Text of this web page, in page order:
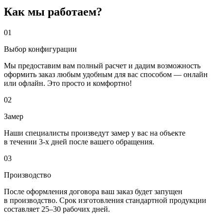
Как мы работаем?
01
Выбор конфигурации
Мы предоставим вам полный расчет и дадим возможность
оформить заказ любым удобным для вас способом — онлайн
или офлайн. Это просто и комфортно!
02
Замер
Наши специалисты произведут замер у вас на объекте
в течении 3-х дней после вашего обращения.
03
Производство
После оформления договора ваш заказ будет запущен
в производство. Срок изготовления стандартной продукции
составляет 25–30 рабочих дней.